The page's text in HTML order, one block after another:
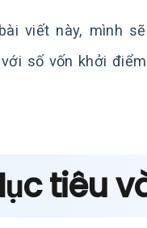
viết này, mình
số vốn khởi điểm
tiêu